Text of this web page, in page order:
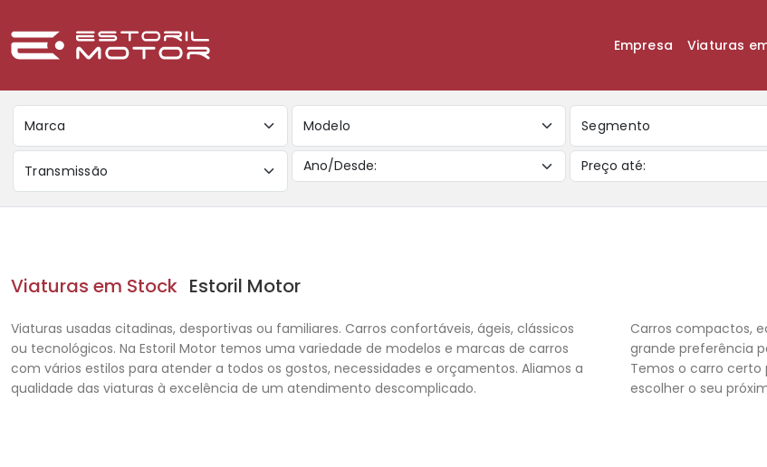
Empresa Viaturas
Marca Modelo Segmento
Transmissão
Viaturas em Stock Estoril Motor
Viaturas usadas citadinas, desportivas ou familiares. Carros confortáveis, ágeis, clássicos
ou tecnológicos. Na Estoril Motor temos uma variedade de modelos e marcas de carros
com vários estilos para atender a todos os gostos, necessidades e orçamentos. Aliamos a
qualidade das viaturas à excelência de um atendimento descomplicado.
Carros compactos,
grande preferência
Temos o carro certo
escolher o seu